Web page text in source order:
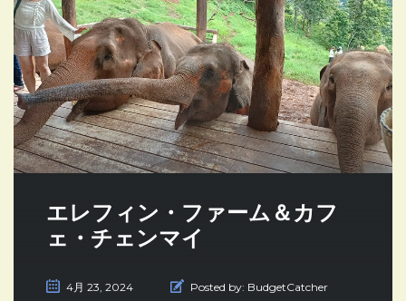
エレフィン・ファーム＆カフ
ェ・チェンマイ
4月 23, 2024 Posted by: BudgetCatcher